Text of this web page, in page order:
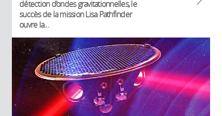
détection d’ondes gravitationnelles, le
succès de la mission Lisa Pathfinder
ouvre la...